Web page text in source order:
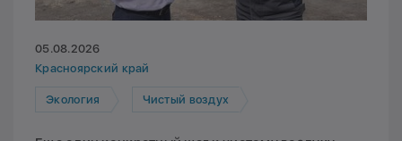
05.08.2026
Красноярский край
Экология Чистый воздух